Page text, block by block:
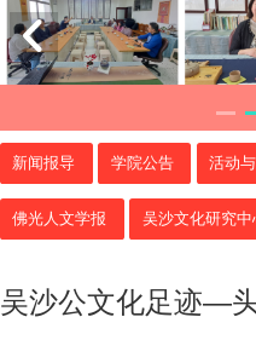
新闻报导 学院公告 活动
佛光人文学报 吴沙文化研究中
吴沙公文化足迹―